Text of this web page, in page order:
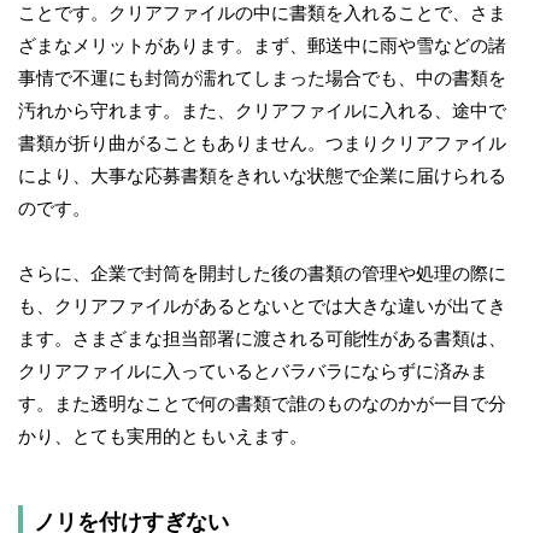
ことです。クリアファイルの中に書類を入れることで、さま
ざまなメリットがあります。まず、郵送中に雨や雪などの諸
事情で不運にも封筒が濡れてしまった場合でも、中の書類を
汚れから守れます。また、クリアファイルに入れる、途中で
書類が折り曲がることもありません。つまりクリアファイル
により、大事な応募書類をきれいな状態で企業に届けられる
のです。
さらに、企業で封筒を開封した後の書類の管理や処理の際に
も、クリアファイルがあるとないとでは大きな違いが出てき
ます。さまざまな担当部署に渡される可能性がある書類は、
クリアファイルに入っているとバラバラにならずに済みま
す。また透明なことで何の書類で誰のものなのかが一目で分
かり、とても実用的ともいえます。
ノリを付けすぎない